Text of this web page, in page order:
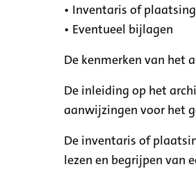
• Inventaris of
• Eventueel bijlagen
De kenmerken van het
De inleiding op het
aanwijzingen voor het
De inventaris of
lezen en begrijpen van